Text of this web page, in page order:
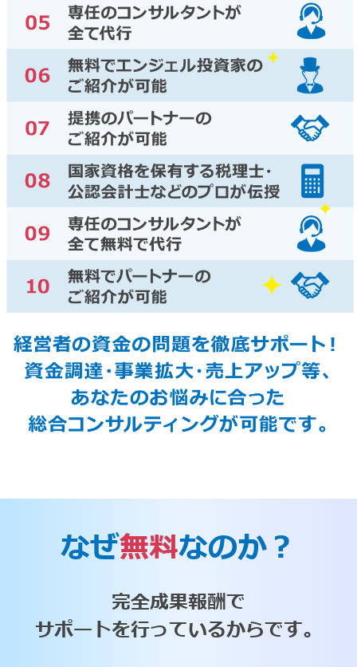
なぜ無料なのか？
完全成果報酬で
サポートを行っているからです。